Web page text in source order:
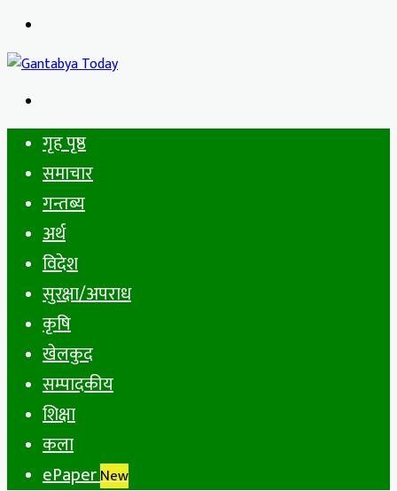
for
गृह पृष्ठ
समाचार
गन्तब्य
अर्थ
विदेश
सुरक्षा/अपराध
कृषि
खेलकुद
सम्पादकीय
शिक्षा
कला
ePaperNew